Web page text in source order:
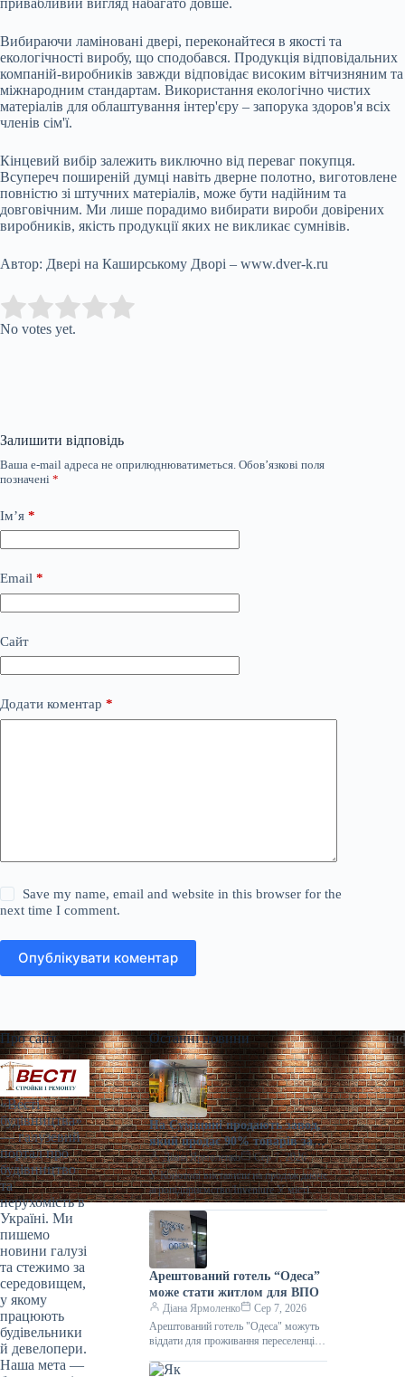
Вибираючи ламіновані двері, переконайтеся в якості та
екологічності виробу, що сподобався. Продукція відповідальних
компаній-виробників завжди відповідає високим вітчизняним та
міжнародним стандартам. Використання екологічно чистих
матеріалів для облаштування інтер'єру – запорука здоров'я всіх
членів сім'ї.
Кінцевий вибір залежить виключно від переваг покупця.
Всупереч поширеній думці навіть дверне полотно, виготовлене
повністю зі штучних матеріалів, може бути надійним та
довговічним. Ми лише порадимо вибирати вироби довірених
виробників, якість продукції яких не викликає сумнівів.
Автор: Двері на Каширському Дворі – www.dver-k.ru
Rate this item:
No votes yet.
Залишити відповідь
Ваша e-mail адреса не оприлюднюватиметься. Обов’язкові поля
позначені *
Ім’я *
Email *
Сайт
Додати коментар *
Save my name, email and website in this browser for the
next time I comment.
Опублікувати коментар
Про сайт
«Весті
будівництва»
— галузевий
портал про
будівництво
та
нерухомість в
Україні. Ми
пишемо
новини галузі
та стежимо за
середовищем,
у якому
працюють
будівельники
й девелопери.
Наша мета —
Останні новини
На Сумщині продають завод,
який продає 90% товарів за
кордон
Діана Ярмоленко
Сер 7, 2026
У Конотопі виставили на продаж діюче
агропідприємство/Inventure У місті
Конотоп Сумської області виставили
на продаж 100% корпоративних прав
діючого агропереробного
Арештований готель “Одеса”
може стати житлом для ВПО
Діана Ярмоленко
Сер 7, 2026
Арештований готель "Одеса" можуть
віддати для проживання переселенців /
може стати першим арештованим